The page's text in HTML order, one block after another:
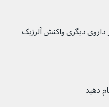
داروی دیگری واکنش آلرژیک
دهید